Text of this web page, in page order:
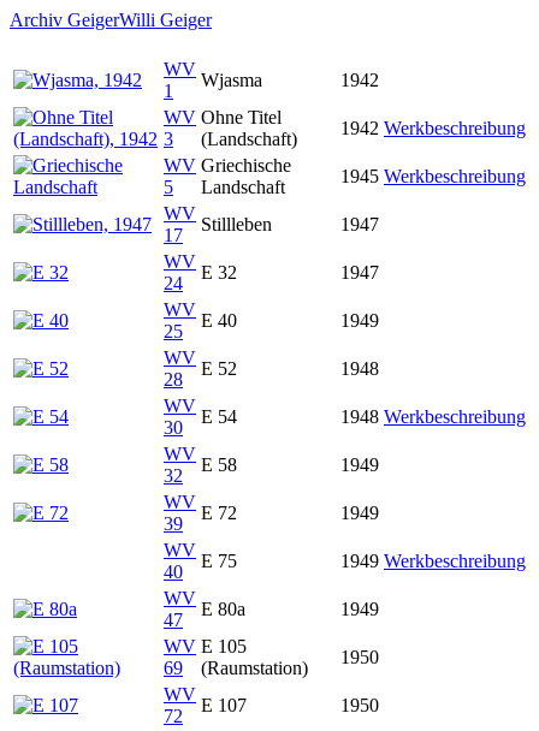
Archiv GeigerWilli Geiger
WV
1
Wjasma
1942
WV
3
Ohne Titel
(Landschaft)
1942 Werkbeschreibung
WV
5
Griechische
Landschaft
1945 Werkbeschreibung
WV
17
Stillleben
1947
WV
24
E 32
1947
WV
25
E 40
1949
WV
28
E 52
1948
WV
30
E 54 1948 Werkbeschreibung
WV
32
E 58
1949
WV
39
E 72
1949
WV
40
E 75 1949 Werkbeschreibung
WV
47
E 80a
1949
WV
69
E 105
(Raumstation)
1950
WV
72
E 107
1950